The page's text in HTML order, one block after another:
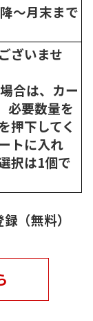
～月末まで
ざいませ
合は、カー
必要数量を
押下してく
トに入れ
択は1個で
（無料）